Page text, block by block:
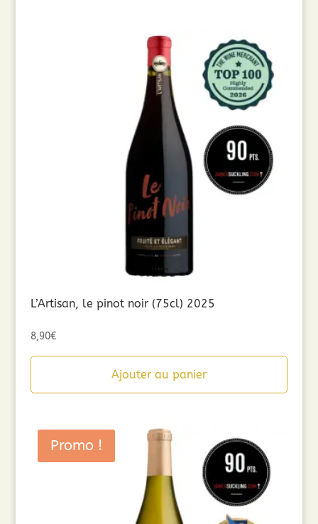
L’Artisan, le pinot noir (75cl) 2025
8,90€
Ajouter au panier
Promo !